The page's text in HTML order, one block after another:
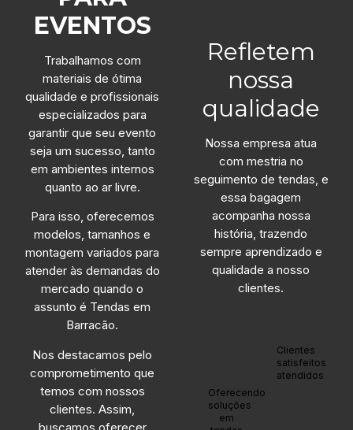
EVENTOS
Trabalhamos com
materiais de ótima
qualidade e profissionais
especializados para
garantir que seu evento
seja um sucesso, tanto
em ambientes internos
quanto ao ar livre.
Para isso, oferecemos
modelos, tamanhos e
montagem variados para
atender às demandas do
mercado quando o
assunto é Tendas em
Barracão.
Nos destacamos pelo
comprometimento que
temos com nossos
clientes. Assim,
Refletem
nossa
qualidade
Nossa empresa atua
com mestria no
seguimento de tendas, e
essa bagagem
acompanha nossa
história, trazendo
sempre aprendizado e
qualidade a nosso
clientes.
anos
Oferecendo
soluções
em
+1200
Clientes
satisfeitos
atendidos